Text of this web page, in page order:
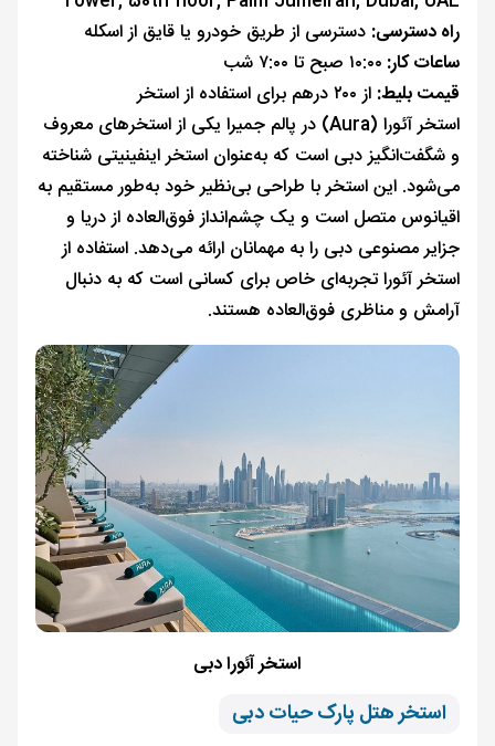
راه دسترسی: دسترسی از طریق خودرو یا قایق از اسکله
ساعات کار: ۱۰:۰۰ صبح تا ۷:۰۰ شب
قیمت بلیط: از ۲۰۰ درهم برای استفاده از استخر
استخر آئورا (Aura) در پالم جمیرا یکی از استخرهای معروف
و شگفت‌انگیز دبی است که به‌عنوان استخر اینفینیتی شناخته
می‌شود. این استخر با طراحی بی‌نظیر خود به‌طور مستقیم به
اقیانوس متصل است و یک چشم‌انداز فوق‌العاده از دریا و
جزایر مصنوعی دبی را به مهمانان ارائه می‌دهد. استفاده از
استخر آئورا تجربه‌ای خاص برای کسانی است که به دنبال
آرامش و مناظری فوق‌العاده هستند.
استخر آئورا دبی
استخر هتل پارک حیات دبی